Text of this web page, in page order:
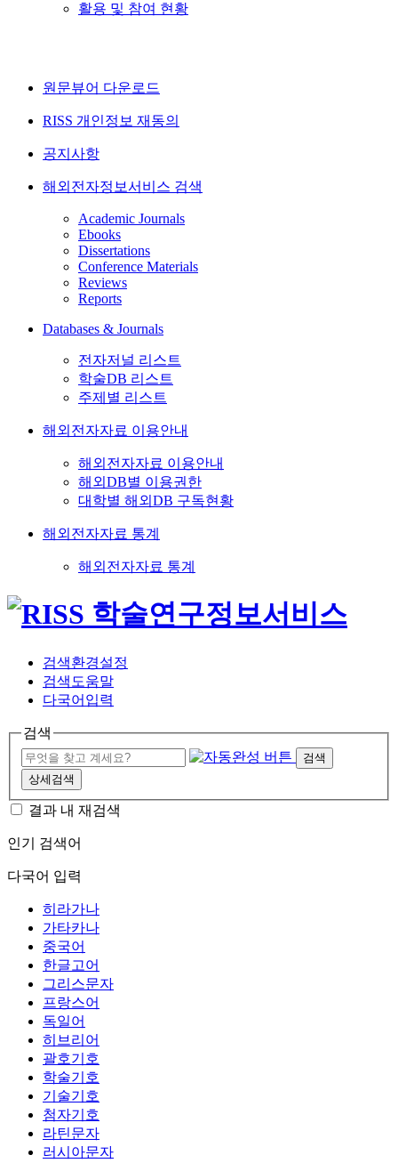
활용 및 참여 현황
원문뷰어 다운로드
RISS 개인정보 재동의
공지사항
해외전자정보서비스 검색
Academic Journals
Ebooks
Dissertations
Conference Materials
Reviews
Reports
Databases & Journals
전자저널 리스트
학술DB 리스트
주제별 리스트
해외전자자료 이용안내
해외전자자료 이용안내
해외DB별 이용권한
대학별 해외DB 구독현황
해외전자자료 통계
해외전자자료 통계
검색환경설정
검색도움말
다국어입력
검색
검색
상세검색
결과 내 재검색
인기 검색어
다국어 입력
히라가나
가타카나
중국어
한글고어
그리스문자
프랑스어
독일어
히브리어
괄호기호
학술기호
기술기호
첨자기호
라틴문자
러시아문자